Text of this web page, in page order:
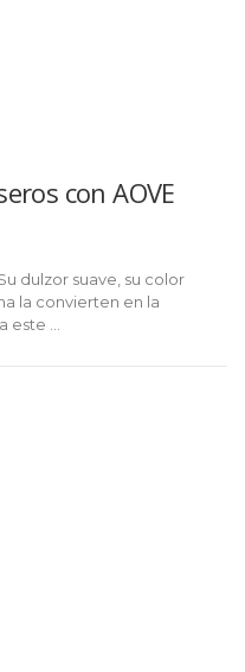
con AOVE
dulzor suave, su color
la convierten en la
este …